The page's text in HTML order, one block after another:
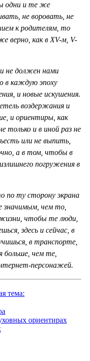
одни и те же
не воровать, не
к родителям, то
верно, как вXV-м, V-
не должен нами
в каждую эпоху
и новые искушения.
воздержания и
и ориентиры, как
только и в иной раз не
или не выпить,
а в том, чтобы в
погружения в
ту сторону экрана
значимым, чем то,
чтобы те люди,
здесь и сейчас, в
в транспорте,
больше, чем те,
персонажей.
тема:
ориентирах